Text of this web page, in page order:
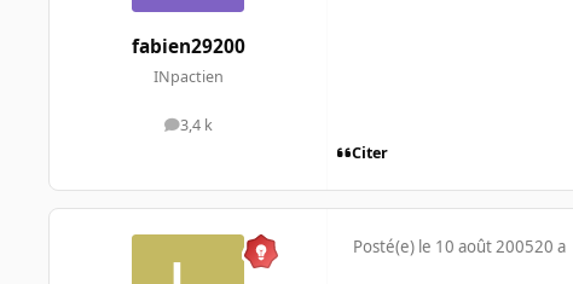
fabien29200
INpactien
3,4 k
messages
Citer
Posté(e) le 10 août 200520 a